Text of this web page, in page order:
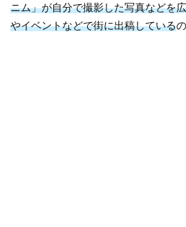
ニム」が自分で撮影した写真などを
やイベントなどで街に出稿している